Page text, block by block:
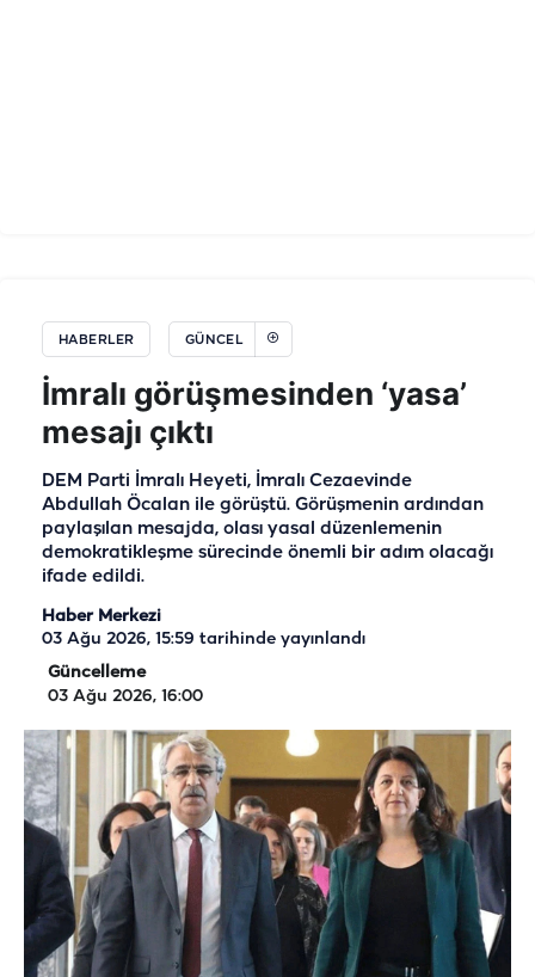
HABERLER GÜNCEL
İmralı görüşmesinden ‘yasa’
mesajı çıktı
DEM Parti İmralı Heyeti, İmralı Cezaevinde
Abdullah Öcalan ile görüştü. Görüşmenin ardından
paylaşılan mesajda, olası yasal düzenlemenin
demokratikleşme sürecinde önemli bir adım olacağı
ifade edildi.
Haber Merkezi
03 Ağu 2026, 15:59 tarihinde yayınlandı
Güncelleme
03 Ağu 2026, 16:00